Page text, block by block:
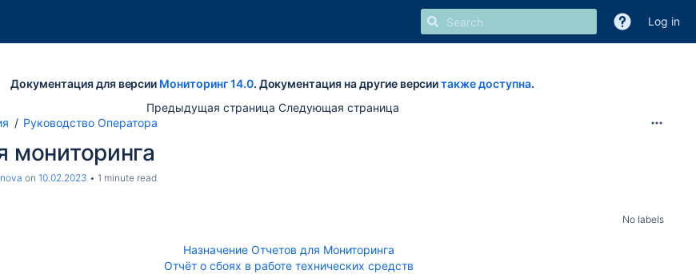
Log in
Документация для версии Мониторинг 14.0. Документация на другие версиитакже доступна.
Предыдущая страница Следующая страница
Руководство Оператора
мониторинга
on 10.02.2023 1 minute read
No labels
Назначение Отчетов для Мониторинга
Отчёт о сбоях в работе технических средств